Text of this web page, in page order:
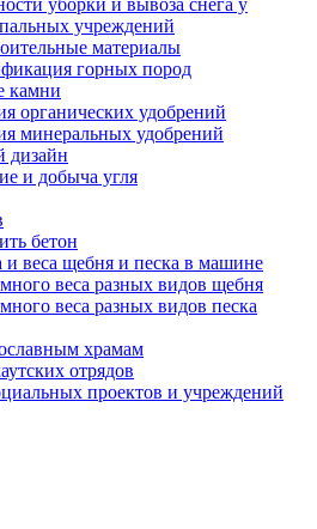
уборки и вывоза снега у
учреждений
материалы
горных пород
камни
органических удобрений
минеральных удобрений
дизайн
и добыча угля
бетон
и веса щебня и песка в машине
веса разных видов щебня
веса разных видов песка
храмам
отрядов
проектов и учреждений